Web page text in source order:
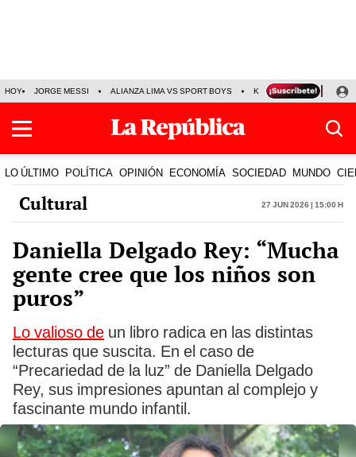
HOY JORGE MESSI ALIANZA LIMA VS SPORT BOYS KENJI FUJIMORI
LO ÚLTIMO POLÍTICA OPINIÓN ECONOMÍA SOCIEDAD MUNDO
Cultural 27 Jun 2026 | 15:00 h
Daniella Delgado Rey: “Mucha
gente cree que los niños son
puros”
Lo valioso de un libro radica en las distintas
lecturas que suscita. En el caso de
“Precariedad de la luz” de Daniella Delgado
Rey, sus impresiones apuntan al complejo y
fascinante mundo infantil.